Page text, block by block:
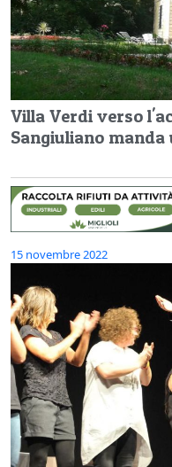
Villa Verdi verso
Sangiuliano
15 novembre 2022